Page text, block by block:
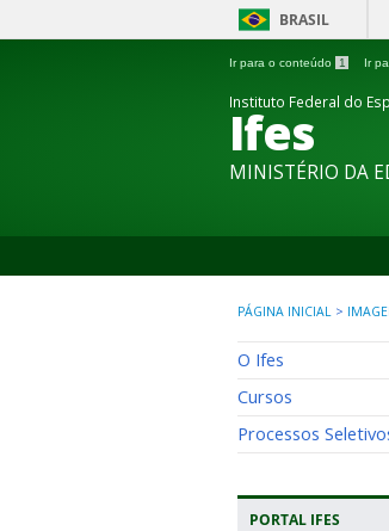
BRASIL
Ir para o conteúdo 1 Ir
Instituto Federal do
Ifes
MINISTÉRIO DA
PÁGINA INICIAL >
O Ifes
Cursos
Processos
PORTAL IFES